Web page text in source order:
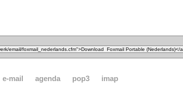
e-mail agenda pop3 imap